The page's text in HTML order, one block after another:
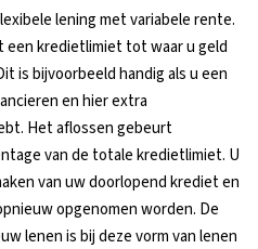
lening met variabele rente.
kredietlimiet tot waar u geld
is bijvoorbeeld handig als u een
en hier extra
Het aflossen gebeurt
van de totale kredietlimiet. U
van uw doorlopend krediet en
opgenomen worden. De
lenen is bij deze vorm van lenen